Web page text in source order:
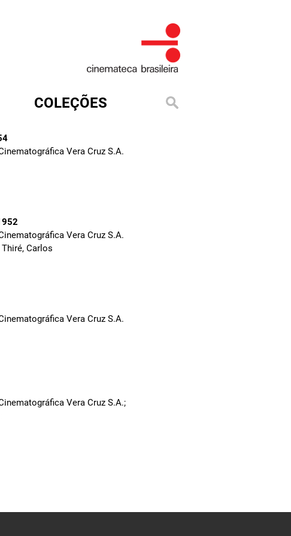
COLEÇÕES
Vera Cruz S.A.
Vera Cruz S.A.
Carlos
Vera Cruz S.A.
Vera Cruz S.A.;